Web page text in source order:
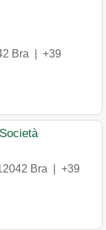
Bra
+39
Bra
+39